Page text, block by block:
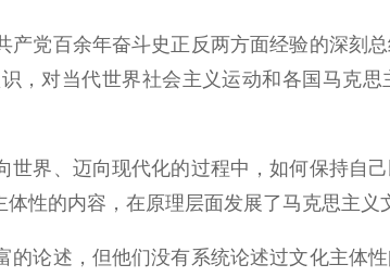
百余年奋斗史正反两方面经验的深刻
，对当代世界社会主义运动和各国马克
、迈向现代化的过程中，如何保持自
性的内容，在原理层面发展了马克思主义
述，但他们没有系统论述过文化主体